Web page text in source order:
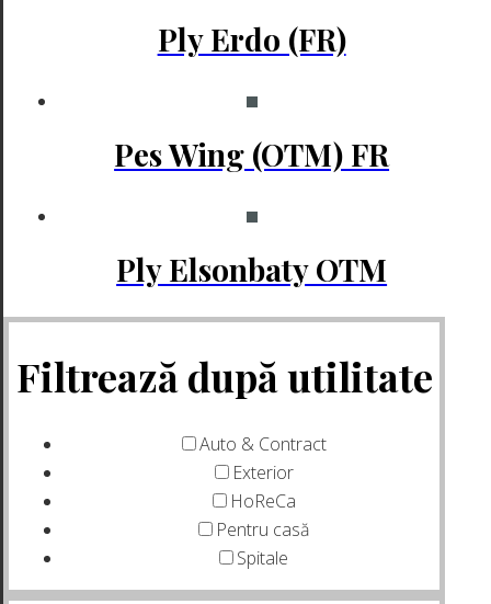
Ply Erdo (FR)
Pes Wing (OTM) FR
Ply Elsonbaty OTM
Filtrează după utilitate
Auto & Contract
Exterior
HoReCa
Pentru casă
Spitale